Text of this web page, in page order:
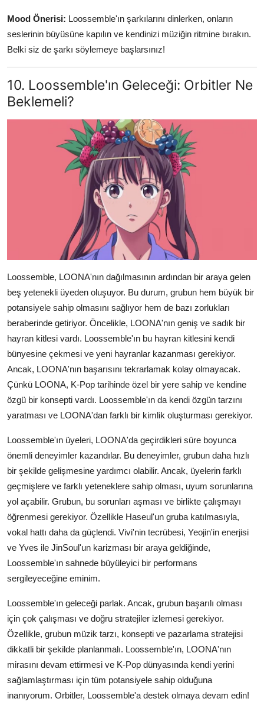
Mood Önerisi: Loossemble'ın şarkılarını dinlerken, onların
seslerinin büyüsüne kapılın ve kendinizi müziğin ritmine bırakın.
Belki siz de şarkı söylemeye başlarsınız!
10. Loossemble'ın Geleceği: Orbitler Ne
Beklemeli?
Loossemble, LOONA'nın dağılmasının ardından bir araya gelen
beş yetenekli üyeden oluşuyor. Bu durum, grubun hem büyük bir
potansiyele sahip olmasını sağlıyor hem de bazı zorlukları
beraberinde getiriyor. Öncelikle, LOONA'nın geniş ve sadık bir
hayran kitlesi vardı. Loossemble'ın bu hayran kitlesini kendi
bünyesine çekmesi ve yeni hayranlar kazanması gerekiyor.
Ancak, LOONA'nın başarısını tekrarlamak kolay olmayacak.
Çünkü LOONA, K-Pop tarihinde özel bir yere sahip ve kendine
özgü bir konsepti vardı. Loossemble'ın da kendi özgün tarzını
yaratması ve LOONA'dan farklı bir kimlik oluşturması gerekiyor.
Loossemble'ın üyeleri, LOONA'da geçirdikleri süre boyunca
önemli deneyimler kazandılar. Bu deneyimler, grubun daha hızlı
bir şekilde gelişmesine yardımcı olabilir. Ancak, üyelerin farklı
geçmişlere ve farklı yeteneklere sahip olması, uyum sorunlarına
yol açabilir. Grubun, bu sorunları aşması ve birlikte çalışmayı
öğrenmesi gerekiyor. Özellikle Haseul'un gruba katılmasıyla,
vokal hattı daha da güçlendi. Vivi'nin tecrübesi, Yeojin'in enerjisi
ve Yves ile JinSoul'un karizması bir araya geldiğinde,
Loossemble'ın sahnede büyüleyici bir performans
sergileyeceğine eminim.
Loossemble'ın geleceği parlak. Ancak, grubun başarılı olması
için çok çalışması ve doğru stratejiler izlemesi gerekiyor.
Özellikle, grubun müzik tarzı, konsepti ve pazarlama stratejisi
dikkatli bir şekilde planlanmalı. Loossemble'ın, LOONA'nın
mirasını devam ettirmesi ve K-Pop dünyasında kendi yerini
sağlamlaştırması için tüm potansiyele sahip olduğuna
inanıyorum. Orbitler, Loossemble'a destek olmaya devam edin!